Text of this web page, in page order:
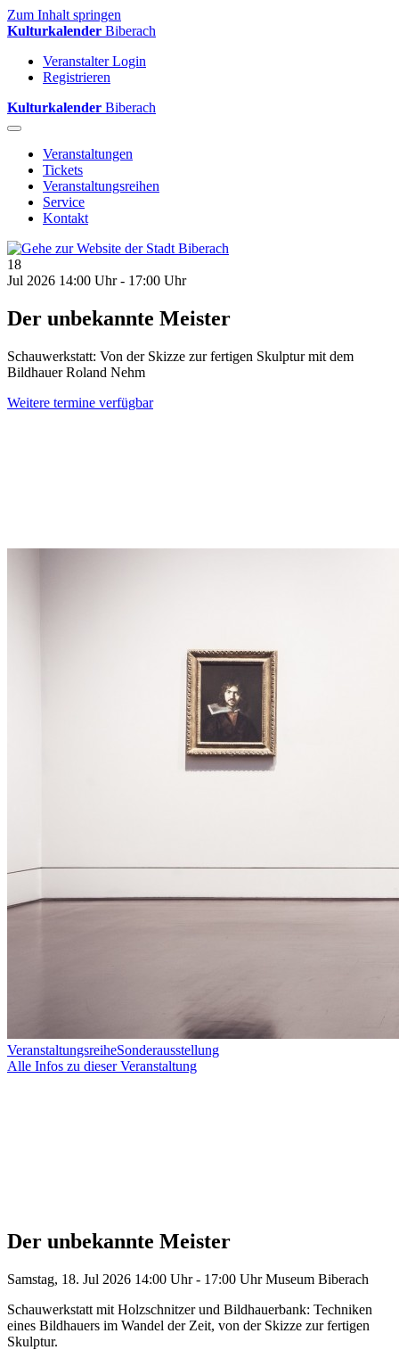
Zum Inhalt springen
Kulturkalender Biberach
Veranstalter Login
Registrieren
Kulturkalender Biberach
Veranstaltungen
Tickets
Veranstaltungsreihen
Service
Kontakt
18
Jul 2026 14:00 Uhr - 17:00 Uhr
Der unbekannte Meister
Schauwerkstatt: Von der Skizze zur fertigen Skulptur mit dem
Bildhauer Roland Nehm
Weitere termine verfügbar
VeranstaltungsreiheSonderausstellung
Alle Infos zu dieser Veranstaltung
Der unbekannte Meister
Samstag, 18. Jul 2026 14:00 Uhr - 17:00 Uhr Museum Biberach
Schauwerkstatt mit Holzschnitzer und Bildhauerbank: Techniken
eines Bildhauers im Wandel der Zeit, von der Skizze zur fertigen
Skulptur.